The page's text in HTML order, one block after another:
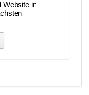
Website in